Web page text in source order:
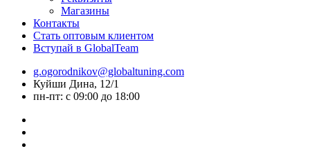
Магазины
Контакты
Стать оптовым клиентом
Вступай в GlobalTeam
g.ogorodnikov@globaltuning.com
Куйши Дина, 12/1
пн-пт: с 09:00 до 18:00